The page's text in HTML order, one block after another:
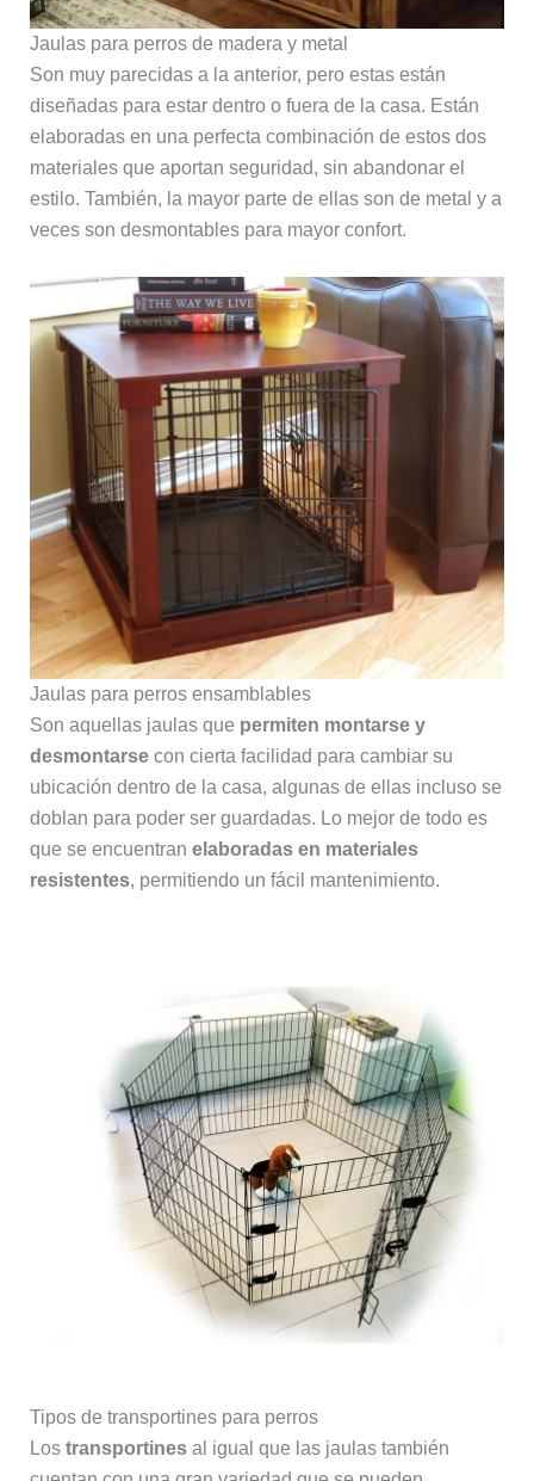
Jaulas para perros de madera y metal
Son muy parecidas a la anterior, pero estas están
diseñadas para estar dentro o fuera de la casa. Están
elaboradas en una perfecta combinación de estos dos
materiales que aportan seguridad, sin abandonar el
estilo. También, la mayor parte de ellas son de metal y a
veces son desmontables para mayor confort.
Jaulas para perros ensamblables
Son aquellas jaulas que permiten montarse y
desmontarsecon cierta facilidad para cambiar su
ubicación dentro de la casa, algunas de ellas incluso se
doblan para poder ser guardadas. Lo mejor de todo es
que se encuentran elaboradas en materiales
resistentes, permitiendo un fácil mantenimiento.
Tipos de transportines para perros
Los transportinesal igual que las jaulas también